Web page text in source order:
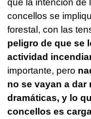
que la intención de
concellos se
forestal, con las
peligro de que se
actividad
importante, pero
no se vayan a
dramáticas, y lo
concellos es